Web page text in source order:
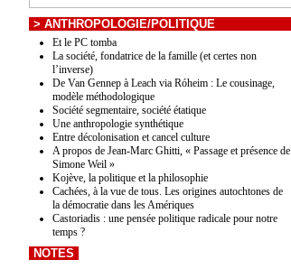
> ANTHROPOLOGIE/POLITIQUE
Et le PC tomba
La société, fondatrice de la famille (et certes non
l’inverse)
De Van Gennep à Leach via Róheim : Le cousinage,
modèle méthodologique
Société segmentaire, société étatique
Une anthropologie synthétique
Entre décolonisation et cancel culture
A propos de Jean-Marc Ghitti, « Passage et présence de
Simone Weil »
Kojève, la politique et la philosophie
Cachées, à la vue de tous. Les origines autochtones de
la démocratie dans les Amériques
Castoriadis : une pensée politique radicale pour notre
temps ?
NOTES